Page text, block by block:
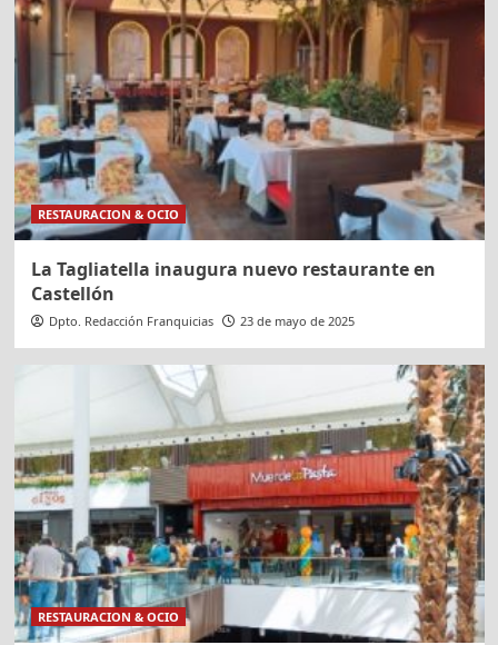
RESTAURACION & OCIO
La Tagliatella inaugura nuevo restaurante en
Castellón
Dpto. Redacción Franquicias 23 de mayo de 2025
RESTAURACION & OCIO